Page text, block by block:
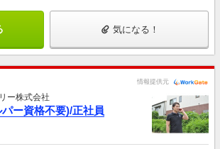
気になる！
情報提供元
ー株式会社
ー資格不要)/正社員